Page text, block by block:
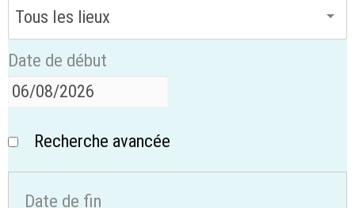
Date de début
Recherche avancée
Date de fin